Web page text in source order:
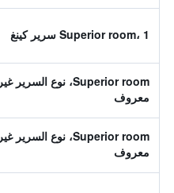
Superior room، 1 سرير كينغ
Superior room، نوع السرير غير
معروف
Superior room، نوع السرير غير
معروف